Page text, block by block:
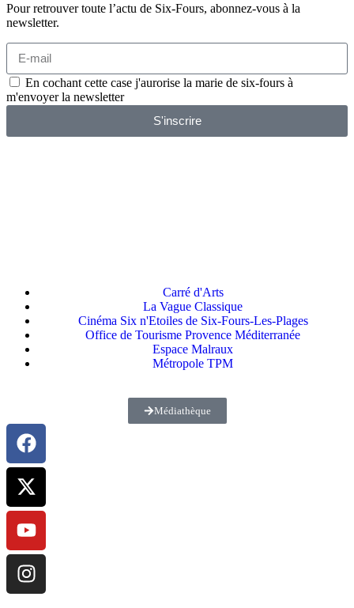
Pour retrouver toute l’actu de Six-Fours, abonnez-vous à la
newsletter.
En cochant cette case j'aurorise la marie de six-fours à
m'envoyer la newsletter
S'inscrire
Carré d'Arts
La Vague Classique
Cinéma Six n'Etoiles de Six-Fours-Les-Plages
Office de Tourisme Provence Méditerranée
Espace Malraux
Métropole TPM
Médiathèque